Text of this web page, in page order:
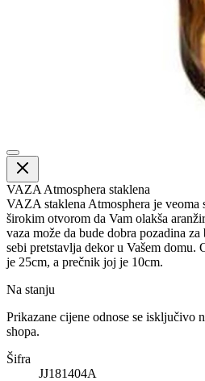
VAZA Atmosphera staklena
VAZA staklena Atmosphera je veoma
širokim otvorom da Vam olakša
vaza može da bude dobra pozadina
sebi pretstavlja dekor u Vašem domu.
je 25cm, a prečnik joj je 10cm.
Na stanju
Prikazane cijene odnose se isključivo
shopa.
Šifra
JJ181404A